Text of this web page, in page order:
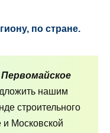
по стране.
нашим
строительного
Московской